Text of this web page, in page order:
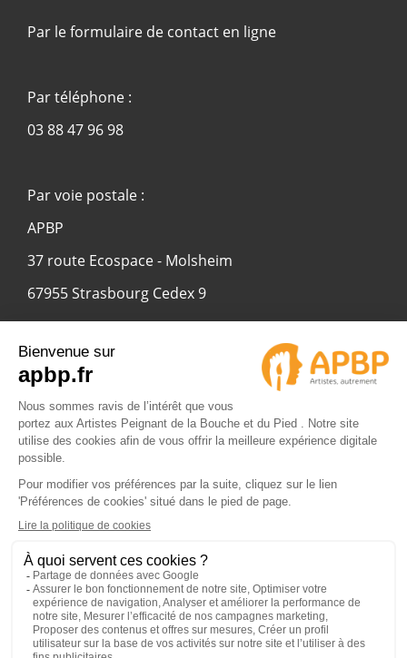
Par le formulaire de contact en ligne
Par téléphone :
03 88 47 96 98
Par voie postale :
APBP
37 route Ecospace - Molsheim
67955 Strasbourg Cedex 9
© 2024 APBP